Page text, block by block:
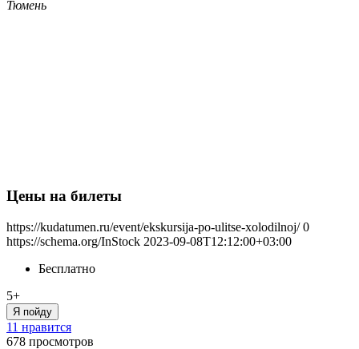
Тюмень
Цены на билеты
https://kudatumen.ru/event/ekskursija-po-ulitse-xolodilnoj/ 0
https://schema.org/InStock 2023-09-08T12:12:00+03:00
Бесплатно
5+
Я пойду
11 нравится
678 просмотров